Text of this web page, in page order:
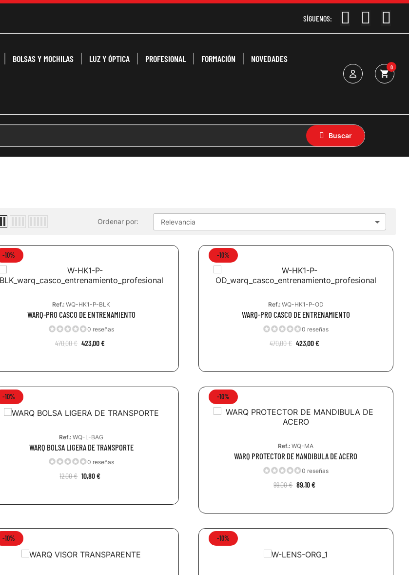
SÍGUENOS:
BOLSAS Y MOCHILAS LUZ Y ÓPTICA PROFESIONAL FORMACIÓN NOVEDADES
shopping_cart
0
Ordenar por: Relevancia 
-10%
Ref.: WQ-HK1-P-BLK
WARQ-PRO CASCO DE ENTRENAMIENTO
0 reseñas
470,00 € 423,00 €
-10%
Ref.:WQ-HK1-P-OD
WARQ-PRO CASCO DE ENTRENAMIENTO
0 reseñas
470,00 € 423,00 €
-10%
Ref.: WQ-L-BAG
WARQ BOLSA LIGERA DE TRANSPORTE
0 reseñas
12,00 € 10,80 €
-10%
Ref.: WQ-MA
WARQ PROTECTOR DE MANDIBULA DE ACERO
0 reseñas
99,00 € 89,10 €
-10% -10%